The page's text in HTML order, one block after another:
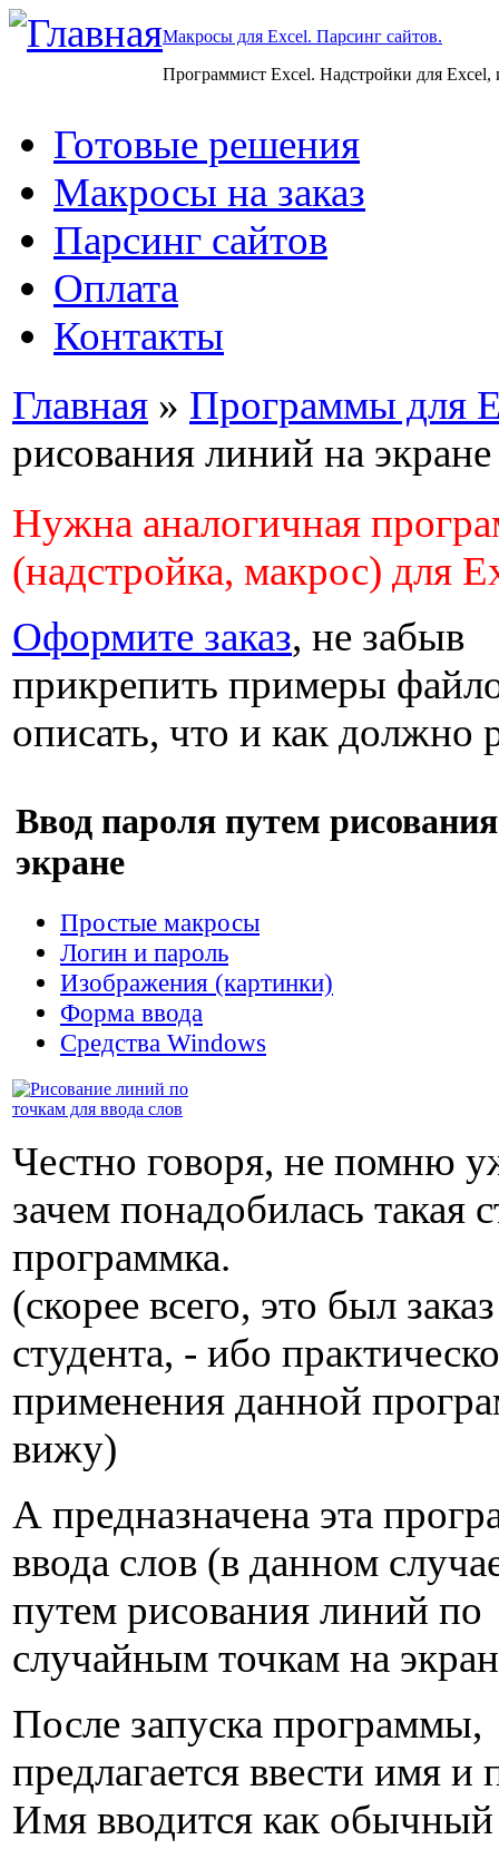
Макросы для Excel. Парсинг сайтов.
Программист Excel. Надстройки для Excel,
Готовые решения
Макросы на заказ
Парсинг сайтов
Оплата
Контакты
Главная » Программы для
рисования линий на экране
Нужна аналогичная
(надстройка, макрос) для
Оформите заказ, не забыв
прикрепить примеры
описать, что и как должно
Ввод пароля путем
экране
Простые макросы
Логин и пароль
Изображения (картинки)
Форма ввода
Средства Windows
Честно говоря, не помню
зачем понадобилась такая
программка.
(скорее всего, это был
студента, - ибо
применения данной
вижу)
А предназначена эта
ввода слов (в данном
путем рисования линий по
случайным точкам на
После запуска программы,
предлагается ввести имя и
Имя вводится как обычный